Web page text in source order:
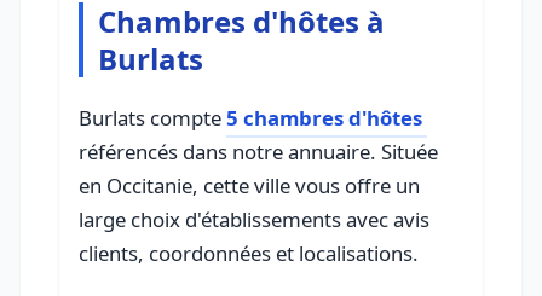
Chambres d'hôtes à
Burlats
Burlats compte5 chambres d'hôtes
référencés dans notre annuaire. Située
en Occitanie, cette ville vous offre un
large choix d'établissements avec avis
clients, coordonnées et localisations.